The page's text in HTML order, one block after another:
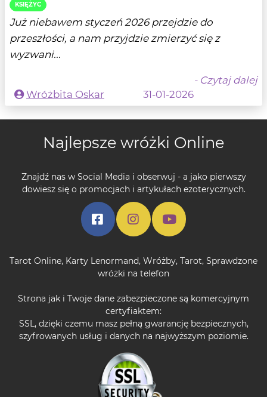
KSIĘŻYC
Już niebawem styczeń 2026 przejdzie do
przeszłości, a nam przyjdzie zmierzyć się z
wyzwani...
- Czytaj dalej
Wróżbita Oskar
31-01-2026
Najlepsze wróżki Online
Znajdź nas w Social Media i obserwuj - a jako pierwszy
dowiesz się o promocjach i artykułach ezoterycznych.
Tarot Online, Karty Lenormand, Wróżby, Tarot, Sprawdzone
wróżki na telefon
Strona jak i Twoje dane zabezpieczone są komercyjnym
certyfiaktem:
SSL, dzięki czemu masz pełną gwarancję bezpiecznych,
szyfrowanych usług i danych na najwyższym poziomie.